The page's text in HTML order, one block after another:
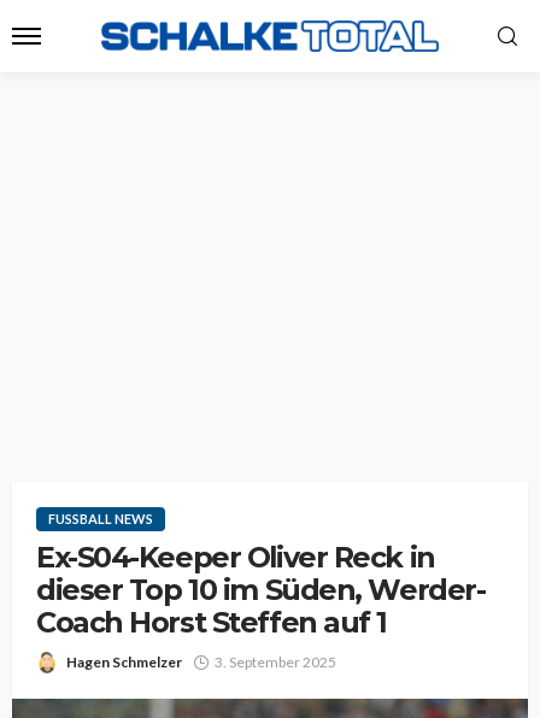
FUSSBALL NEWS
Ex-S04-Keeper Oliver Reck in
dieser Top 10 im Süden, Werder-
Coach Horst Steffen auf 1
Hagen Schmelzer 3. September 2025